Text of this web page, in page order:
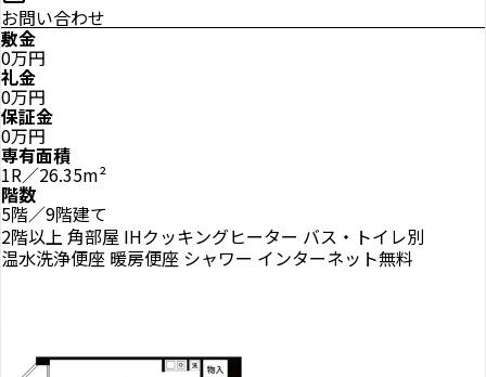
お問い合わせ
敷金
0万円
礼金
0万円
保証金
0万円
専有面積
1R／26.35m²
階数
5階／9階建て
2階以上 角部屋 IHクッキングヒーター バス・トイレ別
温水洗浄便座 暖房便座 シャワー インターネット無料